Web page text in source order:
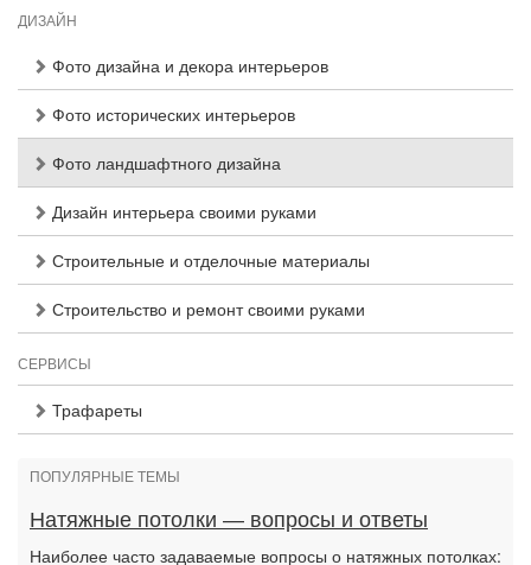
ДИЗАЙН
Фото дизайна и декора интерьеров
Фото исторических интерьеров
Фото ландшафтного дизайна
Дизайн интерьера своими руками
Строительные и отделочные материалы
Строительство и ремонт своими руками
СЕРВИСЫ
Трафареты
ПОПУЛЯРНЫЕ ТЕМЫ
Натяжные потолки — вопросы и ответы
Наиболее часто задаваемые вопросы о натяжных потолках: